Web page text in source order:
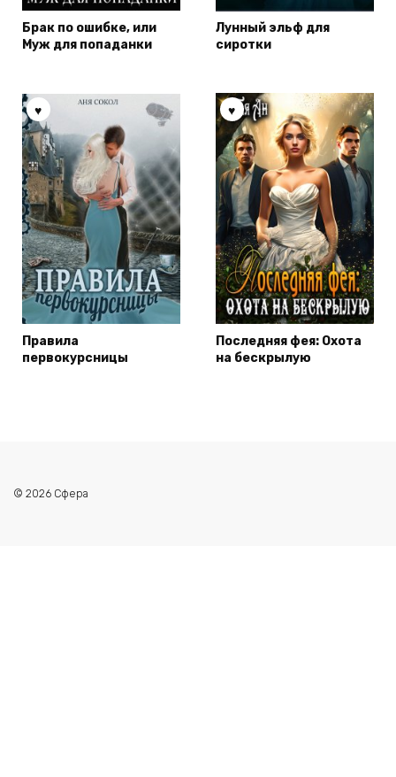
Брак по ошибке, или
Муж для попаданки
Лунный эльф для
сиротки
Правила
первокурсницы
Последняя фея: Охота
на бескрылую
© 2026 Сфера